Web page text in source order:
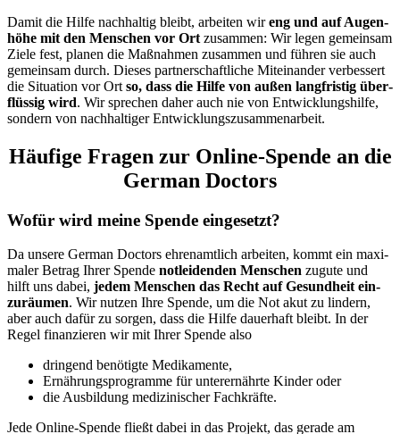
Damit die Hilfe nach­haltig bleibt, arbeiten wireng und auf Augen­
höhe mit den Menschen vor Ort zusammen: Wir legen gemeinsam
Ziele fest, planen die Maß­nahmen zusammen und führen sie auch
gemeinsam durch. Dieses partnerschaftliche Mit­einander verbessert
die Situation vor Ort so, dass die Hilfe von außen lang­fristig über­
flüssig wird. Wir sprechen daher auch nie von Entwicklungs­hilfe,
sondern von nach­haltiger Entwicklungs­zusammen­arbeit.
Häufige Fragen zur Online-Spende an die
German Doctors
Wo­für wird meine Spende ein­ge­setzt?
Da unsere German Doctors ehren­amtlich arbeiten, kommt ein maxi­
maler Betrag Ihrer Spende not­leidenden Menschen zu­gute und
hilft uns dabei, jedem Menschen das Recht auf Gesund­heit ein­
zu­räumen. Wir nutzen Ihre Spende, um die Not akut zu lindern,
aber auch da­für zu sorgen, dass die Hilfe dauer­haft bleibt. In der
Regel finanzieren wir mit Ihrer Spende also
dringend benötigte Medi­kamente,
Ernährungs­programme für unter­ernährte Kinder oder
die Aus­bildung medi­zinischer Fach­kräfte.
Jede Online-Spende fließt da­bei in das Projekt, das gerade am